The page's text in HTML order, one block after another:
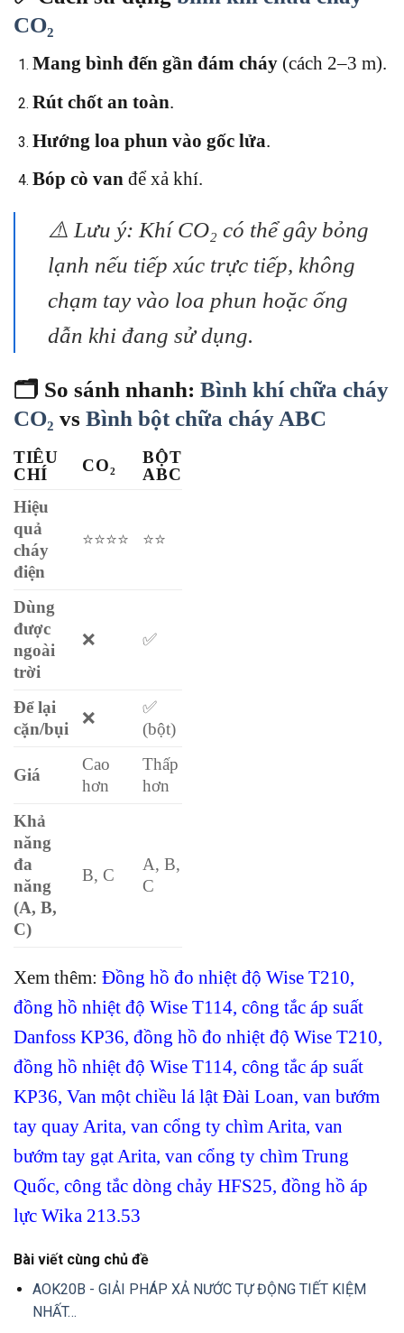
CO₂
Mang bình đến gần đám cháy(cách 2–3 m).
Rút chốt an toàn.
Hướng loa phun vào gốc lửa
Bóp cò van để xả khí.
⚠️ Lưu ý: Khí CO₂ có thể gây bỏng
lạnh nếu tiếp xúc trực tiếp, không
chạm tay vào loa phun hoặc ống
dẫn khi đang sử dụng.
🗂️ So sánh nhanh: Bình khí chữa cháy
CO₂ vs Bình bột chữa cháy ABC
TIÊU
CHÍ
CO₂
BỘT
ABC
Hiệu
quả
cháy
điện
⭐⭐⭐⭐ ⭐⭐
Dùng
được
ngoài
trời
❌ ✅
Để lại
cặn/bụi
❌
✅
(bột)
Giá
Cao
hơn
Thấp
hơn
Khả
năng
đa
năng
(A, B,
C)
B, C
A, B,
C
Xem thêm: Đồng hồ đo nhiệt độ Wise T210
đồng hồ nhiệt độ Wise T114 công tắc áp suất
Danfoss KP36 đồng hồ đo nhiệt độ Wise T210
đồng hồ nhiệt độ Wise T114 công tắc áp suất
KP36 Van một chiều lá lật Đài Loan van bướm
tay quay Arita , van cổng ty chìm Arita van
bướm tay gạt Arita van cổng ty chìm Trung
Quốc công tắc dòng chảy HFS25 đồng hồ áp
lực Wika 213.53
Bài viết cùng chủ đề
AOK20B - GIẢI PHÁP XẢ NƯỚC TỰ ĐỘNG TIẾT KIỆM
NHẤT…